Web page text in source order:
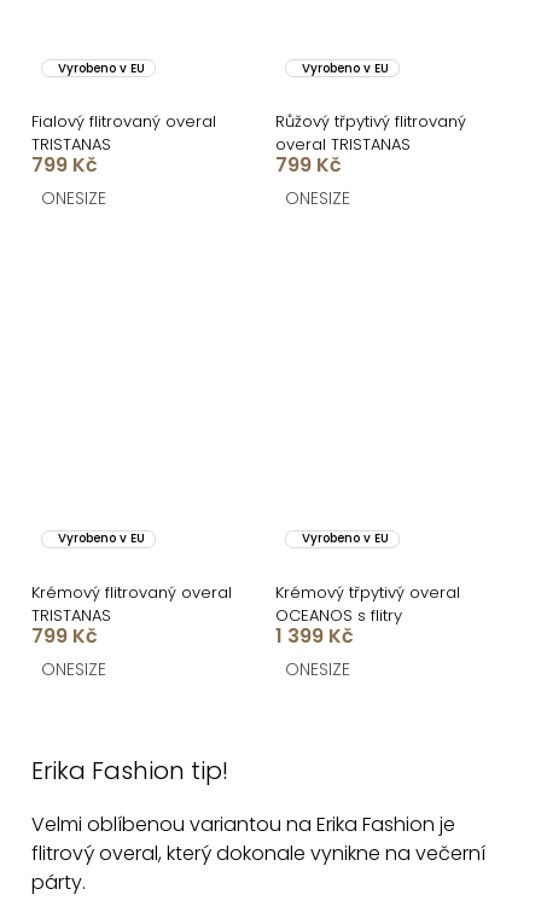
Vyrobeno v EU
Fialový flitrovaný overal
TRISTANAS
799 Kč
ONESIZE
Vyrobeno v EU
Růžový třpytivý flitrovaný
overal TRISTANAS
799 Kč
ONESIZE
Vyrobeno v EU
Krémový flitrovaný overal
TRISTANAS
799 Kč
ONESIZE
Vyrobeno v EU
Krémový třpytivý overal
OCEANOS s flitry
1 399 Kč
ONESIZE
á
d
Erika Fashion tip!
Velmi oblíbenou variantou na Erika Fashion je
flitrový overal, který dokonale vynikne na večerní
párty.